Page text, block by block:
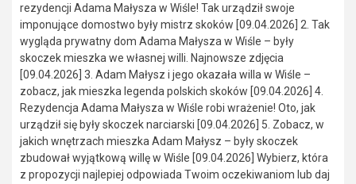
rezydencji Adama Małysza w Wiśle! Tak urządził swoje
imponujące domostwo były mistrz skoków [09.04.2026] 2. Tak
wygląda prywatny dom Adama Małysza w Wiśle – były
skoczek mieszka we własnej willi. Najnowsze zdjęcia
[09.04.2026] 3. Adam Małysz i jego okazała willa w Wiśle –
zobacz, jak mieszka legenda polskich skoków [09.04.2026] 4.
Rezydencja Adama Małysza w Wiśle robi wrażenie! Oto, jak
urządził się były skoczek narciarski [09.04.2026] 5. Zobacz, w
jakich wnętrzach mieszka Adam Małysz – były skoczek
zbudował wyjątkową willę w Wiśle [09.04.2026] Wybierz, która
z propozycji najlepiej odpowiada Twoim oczekiwaniom lub daj